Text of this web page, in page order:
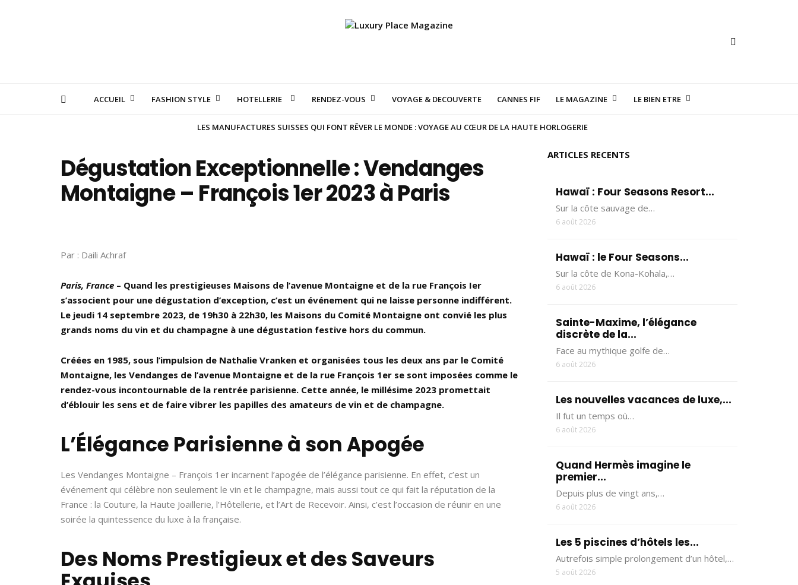
ACCUEIL FASHION STYLE HOTELLERIE RENDEZ-VOUS VOYAGE & DECOUVERTE CANNES FIF LE MAGAZINE LE BIEN ETRE
LES MANUFACTURES SUISSES QUI FONT RÊVER LE MONDE : VOYAGE AU CŒUR DE LA HAUTE HORLOGERIE
Dégustation Exceptionnelle : Vendanges
Montaigne – François 1er 2023 à Paris
Par : Daili Achraf
Paris, France – Quand les prestigieuses Maisons de l’avenue Montaigne et de la rue François Ier
s’associent pour une dégustation d’exception, c’est un événement qui ne laisse personne indifférent.
Le jeudi 14 septembre 2023, de 19h30 à 22h30, les Maisons du Comité Montaigne ont convié les plus
grands noms du vin et du champagne à une dégustation festive hors du commun.
Créées en 1985, sous l’impulsion de Nathalie Vranken et organisées tous les deux ans par le Comité
Montaigne, les Vendanges de l’avenue Montaigne et de la rue François 1er se sont imposées comme le
rendez-vous incontournable de la rentrée parisienne. Cette année, le millésime 2023 promettait
d’éblouir les sens et de faire vibrer les papilles des amateurs de vin et de champagne.
L’Élégance Parisienne à son Apogée
Les Vendanges Montaigne – François 1er incarnent l’apogée de l’élégance parisienne. En effet, c’est un
événement qui célèbre non seulement le vin et le champagne, mais aussi tout ce qui fait la réputation de la
France : la Couture, la Haute Joaillerie, l’Hôtellerie, et l’Art de Recevoir. Ainsi, c’est l’occasion de réunir en une
soirée la quintessence du luxe à la française.
Des Noms Prestigieux et des Saveurs
ARTICLES RECENTS
Hawaï : Four Seasons Resort...
Sur la côte sauvage de…
6 août 2026
Hawaï : le Four Seasons...
Sur la côte de Kona-Kohala,…
6 août 2026
Sainte-Maxime, l’élégance
discrète de la...
Face au mythique golfe de…
6 août 2026
Les nouvelles vacances de luxe,...
Il fut un temps où…
6 août 2026
Quand Hermès imagine le
premier...
Depuis plus de vingt ans,…
6 août 2026
Les 5 piscines d’hôtels les...
Autrefois simple prolongement d’un hôtel,…
5 août 2026